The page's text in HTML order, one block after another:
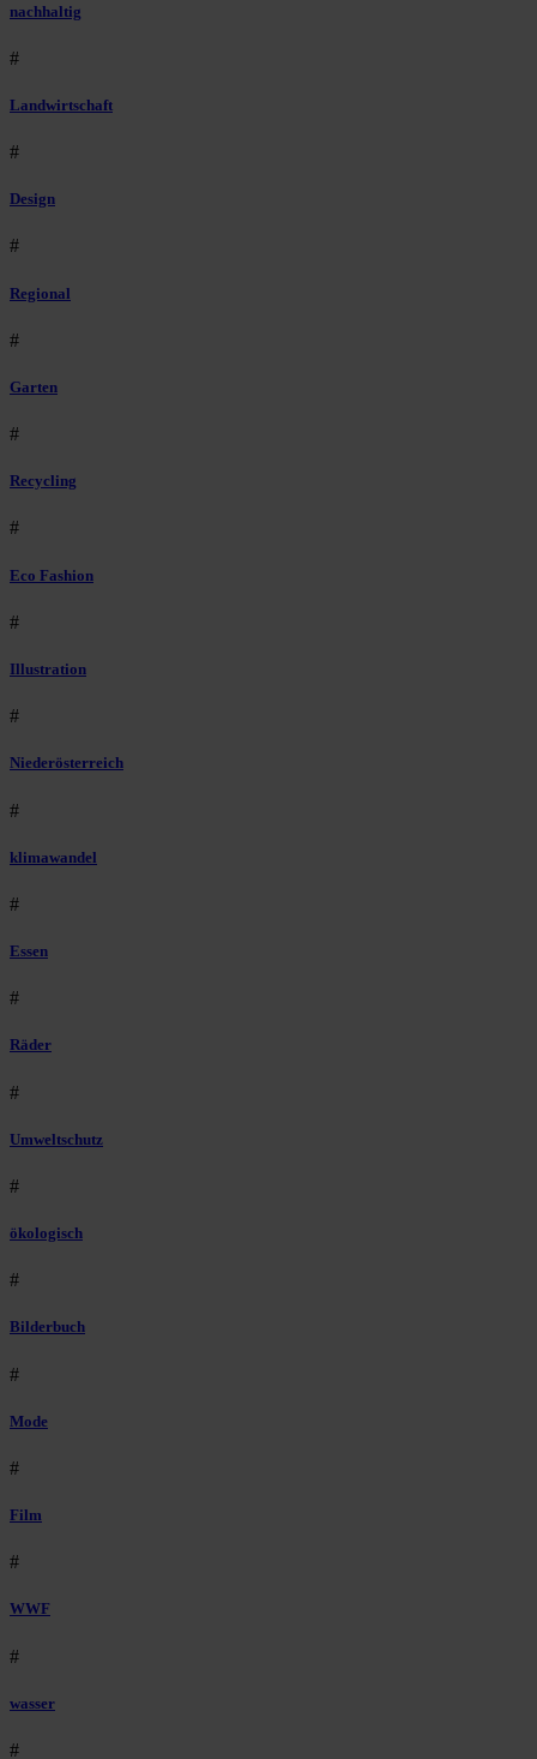
nachhaltig
#
Landwirtschaft
#
Design
#
Regional
#
Garten
#
Recycling
#
Eco Fashion
#
Illustration
#
Niederösterreich
#
klimawandel
#
Essen
#
Räder
#
Umweltschutz
#
ökologisch
#
Bilderbuch
#
Mode
#
Film
#
WWF
#
wasser
#